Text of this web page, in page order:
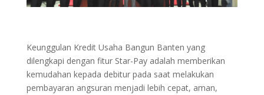
Keunggulan Kredit Usaha Bangun Banten yang
dilengkapi dengan fitur Star-Pay adalah memberikan
kemudahan kepada debitur pada saat melakukan
pembayaran angsuran menjadi lebih cepat, aman,